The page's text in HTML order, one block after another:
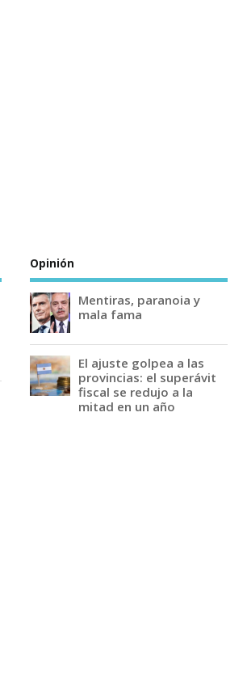
Opinión
Mentiras, paranoia y
mala fama
El ajuste golpea a las
provincias: el superávit
fiscal se redujo a la
mitad en un año